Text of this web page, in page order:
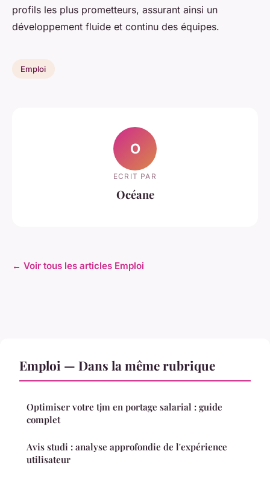
profils les plus prometteurs, assurant ainsi un
développement fluide et continu des équipes.
Emploi
O
ECRIT PAR
Océane
← Voir tous les articles Emploi
Emploi — Dans la même rubrique
Optimiser votre tjm en portage salarial : guide
complet
Avis studi : analyse approfondie de l'expérience
utilisateur